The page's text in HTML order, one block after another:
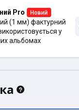
Pro Новий
(1 мм) фактурний
у
альбомах